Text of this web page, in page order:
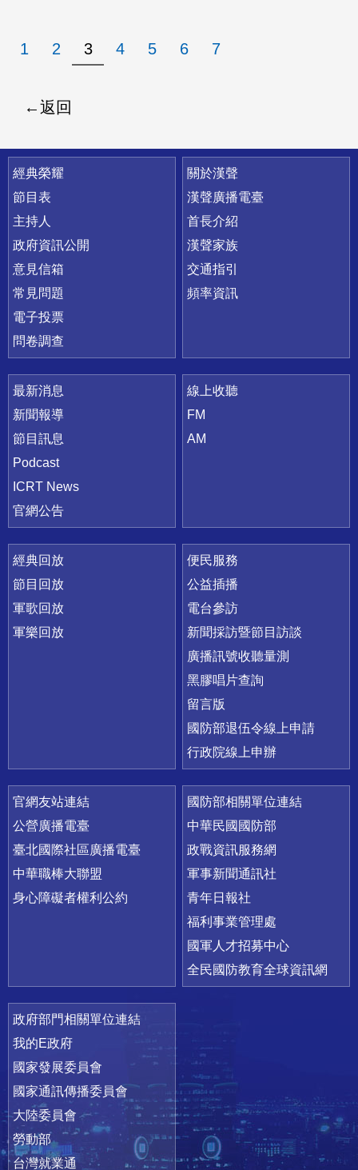
1 2 3 4 5 6 7
返回
快速連結
經典榮耀
節目表
主持人
政府資訊公開
意見信箱
常見問題
電子投票
問卷調查
關於漢聲
漢聲廣播電臺
首長介紹
漢聲家族
交通指引
頻率資訊
最新消息
新聞報導
節目訊息
Podcast
ICRT News
官網公告
線上收聽
FM
AM
經典回放
節目回放
軍歌回放
軍樂回放
便民服務
公益插播
電台參訪
新聞採訪暨節目訪談
廣播訊號收聽量測
黑膠唱片查詢
留言版
國防部退伍令線上申請
行政院線上申辦
官網友站連結
公營廣播電臺
臺北國際社區廣播電臺
中華職棒大聯盟
身心障礙者權利公約
國防部相關單位連結
中華民國國防部
政戰資訊服務網
軍事新聞通訊社
青年日報社
福利事業管理處
國軍人才招募中心
全民國防教育全球資訊網
政府部門相關單位連結
我的E政府
國家發展委員會
國家通訊傳播委員會
大陸委員會
勞動部
台灣就業通